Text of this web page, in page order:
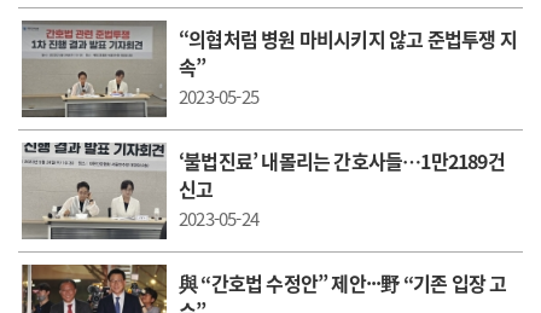
“의협처럼 병원 마비시키지 않고 준법투쟁 지
속”
2023-05-25
‘불법진료’ 내몰리는 간호사들…1만2189건
신고
2023-05-24
與 “간호법 수정안” 제안···野 “기존 입장 고